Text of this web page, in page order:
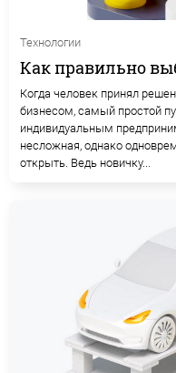
Технологии
Как правильно
Когда человек принял
бизнесом, самый простой
индивидуальным
несложная, однако
открыть. Ведь новичку...